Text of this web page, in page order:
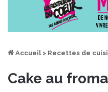
Accueil > Recettes de
Cake au